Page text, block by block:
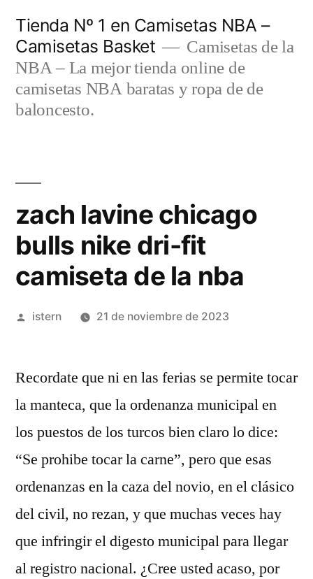
contenido
Tienda Nº 1 en Camisetas NBA –
Camisetas Basket
Camisetas de la
NBA – La mejor tienda online de
camisetas NBA baratas y ropa de de
baloncesto.
zach lavine chicago
bulls nike dri-fit
camiseta de la nba
Publicado
istern 21 de noviembre de 2023
Recordate que ni en las ferias se permite tocar
la manteca, que la ordenanza municipal en
los puestos de los turcos bien claro lo dice:
“Se prohibe tocar la carne”, pero que esas
ordenanzas en la caza del novio, en el clásico
del civil, no rezan, y que muchas veces hay
que infringir el digesto municipal para llegar
al registro nacional. ¿Cree usted acaso, por